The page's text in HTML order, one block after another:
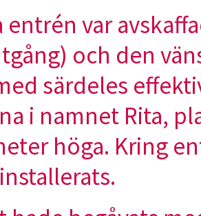
entrén var
och den
särdeles
i namnet Rita,
höga. Kring